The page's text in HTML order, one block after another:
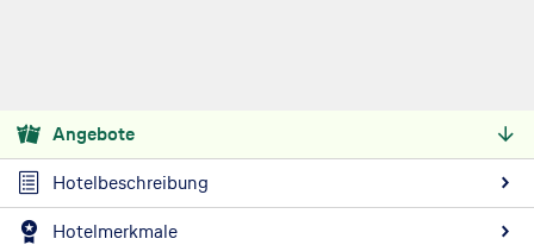
Angebote
Hotelbeschreibung
Hotelmerkmale